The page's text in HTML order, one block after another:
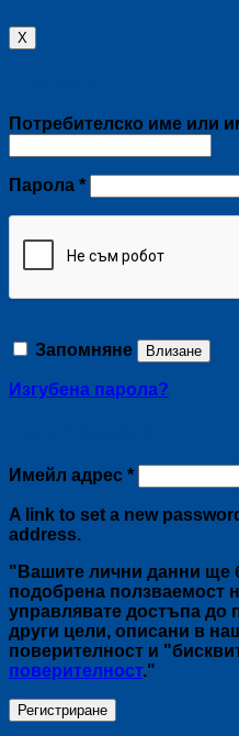
X
Потребителско име или
Парола *Задължително
Запомняне Влизане
Изгубена парола?
Имейл адрес *
A link to set a new
address.
"Вашите лични данни ще
подобрена ползваемост
управлявате достъпа до
други цели, описани в
поверителност и
поверителност."
Регистриране